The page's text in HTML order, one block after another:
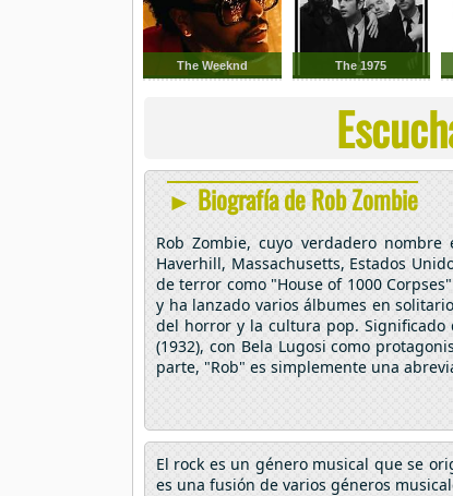
The Weeknd The 1975
► Biografía de Rob Zombie
Rob Zombie, cuyo verdadero
Haverhill, Massachusetts, Estados
de terror como "House of 1000
y ha lanzado varios álbumes en
del horror y la cultura pop.
(1932), con Bela Lugosi como
parte, "Rob" es simplemente una
El rock es un género musical que se
es una fusión de varios géneros